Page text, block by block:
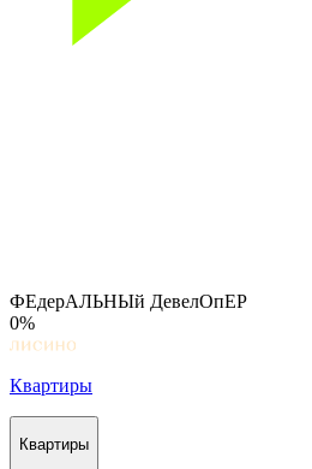
ФЕдерАЛЬНЫй ДевелОпЕР
0%
Квартиры
Квартиры